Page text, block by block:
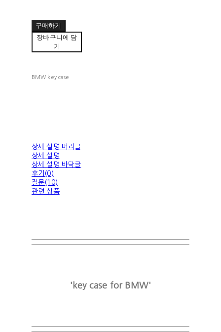
구매하기
장바구니에 담
기
BMW key case
상세 설명 머리글
상세 설명
상세 설명 바닥글
후기(0)
질문(10)
관련 상품
'key case for BMW'